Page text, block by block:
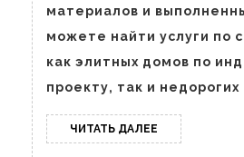
материалов и
можете найти услуги по
как элитных домов по
проекту, так и недорогих
ЧИТАТЬ ДАЛЕЕ ЧИТАТЬ
ДАЛЕЕ